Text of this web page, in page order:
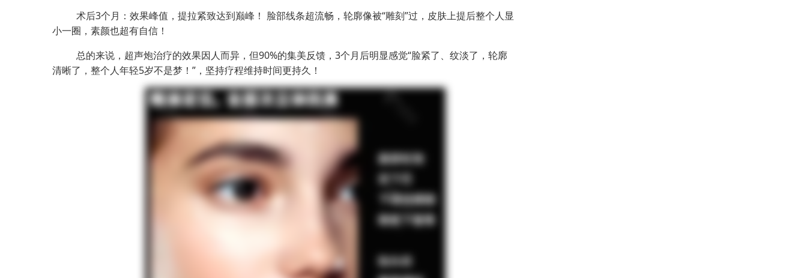
术后3个月：效果峰值，提拉紧致达到巅峰！ 脸部线条超流畅，轮廓像被“雕刻”过，皮肤上提后整个人显
小一圈，素颜也超有自信！
总的来说，超声炮治疗的效果因人而异，但90%的集美反馈，3个月后明显感觉“脸紧了、纹淡了，轮廓
清晰了，整个人年轻5岁不是梦！”，坚持疗程维持时间更持久！